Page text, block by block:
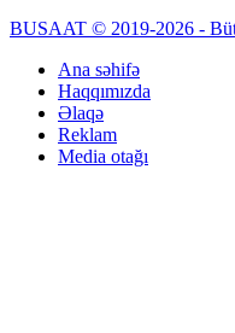
BUSAAT © 2019-2026 -
Ana səhifə
Haqqımızda
Əlaqə
Reklam
Media otağı